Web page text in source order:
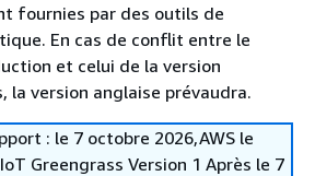
fournies par des outils de
En cas de conflit entre le
et celui de la version
la version anglaise prévaudra.
: le 7 octobre 2026,AWS le
Greengrass Version 1 Après le 7